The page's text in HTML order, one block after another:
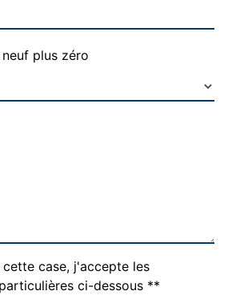
plus zéro
cette case, j'accepte les
ci-dessous **